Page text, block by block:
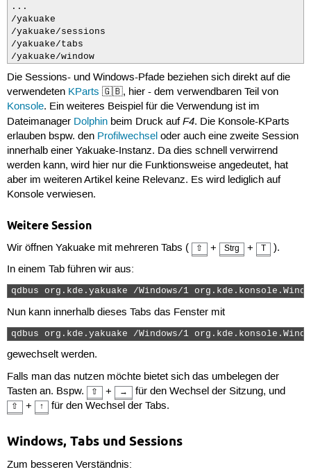
...
/yakuake
/yakuake/sessions
/yakuake/tabs
/yakuake/window
Die Sessions- und Windows-Pfade beziehen sich direkt auf die
verwendeten KParts 🇬🇧, hier - dem verwendbaren Teil von
Konsole. Ein weiteres Beispiel für die Verwendung ist im
Dateimanager Dolphinbeim Druck aufF4. Die Konsole-KParts
erlauben bspw. den Profilwechseloder auch eine zweite Session
innerhalb einer Yakuake-Instanz. Da dies schnell verwirrend
werden kann, wird hier nur die Funktionsweise angedeutet, hat
aber im weiteren Artikel keine Relevanz. Es wird lediglich auf
Konsole verwiesen.
Weitere Session
Wir öffnen Yakuake mit mehreren Tabs ( ⇧ + Strg + T
).
In einem Tab führen wir aus:
qdbus org.kde.yakuake /Windows/1
Nun kann innerhalb dieses Tabs das Fenster mit
qdbus org.kde.yakuake /Windows/1
gewechselt werden.
Falls man das nutzen möchte bietet sich das umbelegen der
Tasten an. Bspw.
⇧ + → für den Wechsel der Sitzung, und
⇧ + ↑ für den Wechsel der Tabs.
Windows, Tabs und Sessions
Zum besseren Verständnis: